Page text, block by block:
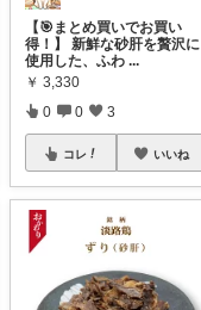
【🎯まとめ買いでお買い
得！】 新鮮な砂肝を贅沢に
使用した、ふわ ...
￥ 3,330
0 0 3
コレ いいね